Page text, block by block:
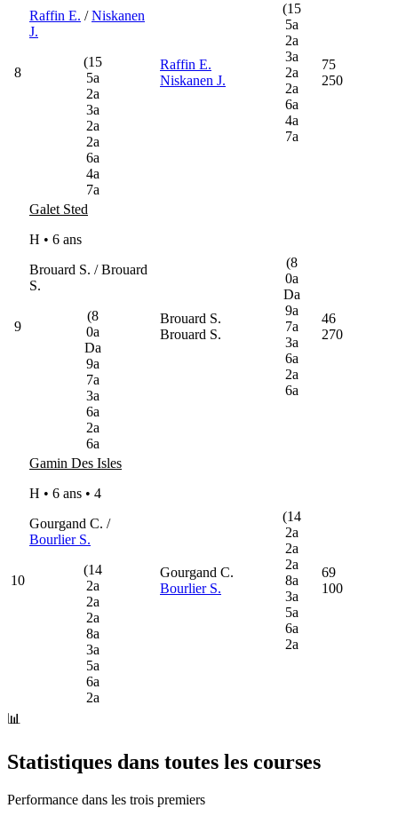
8
Raffin E. /Niskanen
J.
(15
5a
2a
3a
2a
2a
6a
4a
7a
Raffin E.
Niskanen J.
(15
5a
2a
3a
2a
2a
6a
4a
7a
75
250
9
Galet Sted
H • 6 ans
Brouard S. / Brouard
S.
(8
0a
Da
9a
7a
3a
6a
2a
6a
Brouard S.
Brouard S.
(8
0a
Da
9a
7a
3a
6a
2a
6a
46
270
10
Gamin Des Isles
H • 6 ans • 4
Gourgand C. /
Bourlier S.
(14
2a
2a
2a
8a
3a
5a
6a
2a
Gourgand C.
Bourlier S.
(14
2a
2a
2a
8a
3a
5a
6a
2a
69
100
📊
Statistiques dans toutes les courses
Performance dans les trois premiers